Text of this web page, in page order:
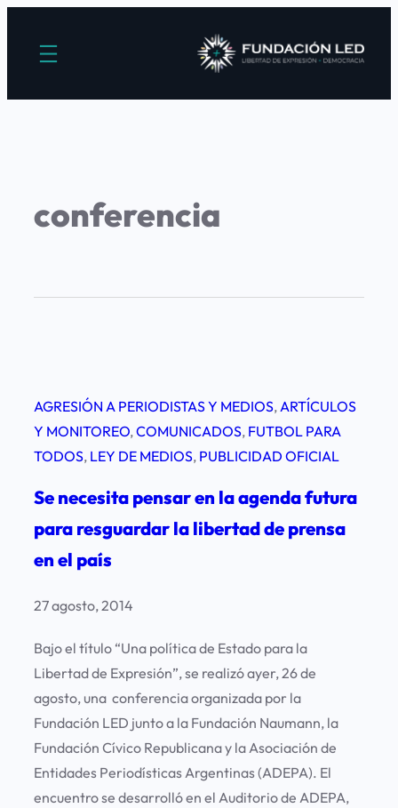
conferencia
AGRESIÓN A PERIODISTAS Y MEDIOS, ARTÍCULOS
Y MONITOREO, COMUNICADOS, FUTBOL PARA
TODOS, LEY DE MEDIOS, PUBLICIDAD OFICIAL
Se necesita pensar en la agenda futura
para resguardar la libertad de prensa
en el país
27 agosto, 2014
Bajo el título “Una política de Estado para la
Libertad de Expresión”, se realizó ayer, 26 de
agosto, una conferencia organizada por la
Fundación LED junto a la Fundación Naumann, la
Fundación Cívico Republicana y la Asociación de
Entidades Periodísticas Argentinas (ADEPA). El
encuentro se desarrolló en el Auditorio de ADEPA,